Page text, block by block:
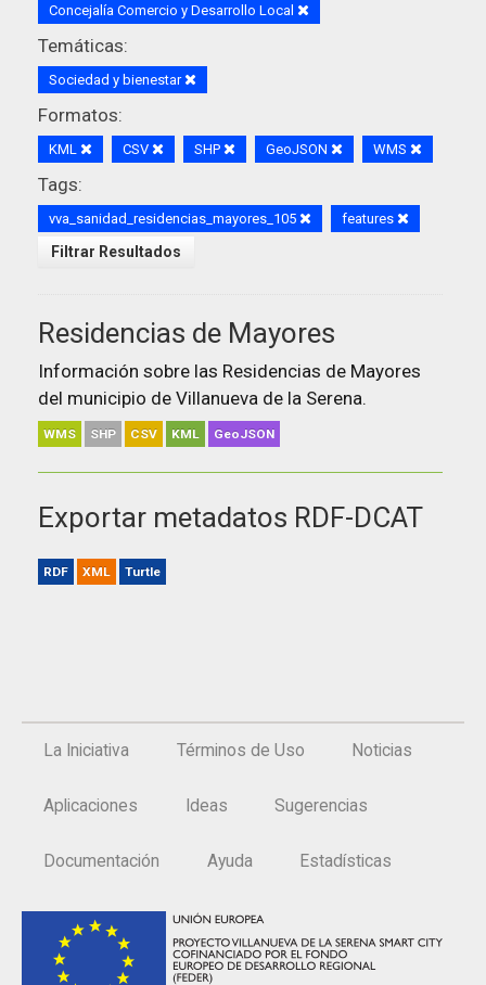
Concejalía Comercio y Desarrollo Local
Temáticas:
Sociedad y bienestar
Formatos:
KML CSV SHP GeoJSON WMS
Tags:
vva_sanidad_residencias_mayores_105 features
Filtrar Resultados
Residencias de Mayores
Información sobre las Residencias de Mayores
del municipio de Villanueva de la Serena.
WMS SHP CSV KML GeoJSON
Exportar metadatos RDF-DCAT
RDF XML Turtle
La Iniciativa Términos de Uso Noticias
Aplicaciones Ideas Sugerencias
Documentación Ayuda Estadísticas